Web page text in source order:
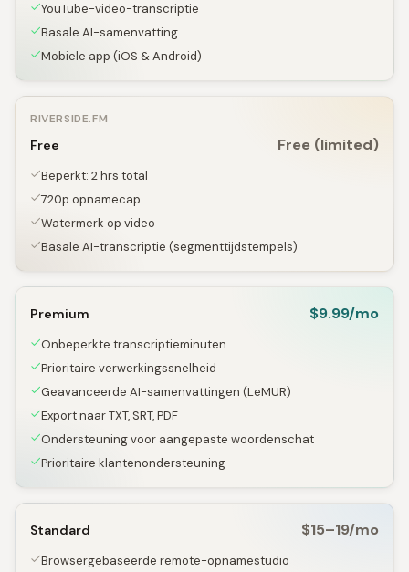
YouTube-video-transcriptie
Basale AI-samenvatting
Mobiele app (iOS & Android)
RIVERSIDE.FM
Free Free (limited)
Beperkt: 2 hrs total
720p opnamecap
Watermerk op video
Basale AI-transcriptie (segmenttijdstempels)
Premium $9.99/mo
Onbeperkte transcriptieminuten
Prioritaire verwerkingssnelheid
Geavanceerde AI-samenvattingen (LeMUR)
Export naar TXT, SRT, PDF
Ondersteuning voor aangepaste woordenschat
Prioritaire klantenondersteuning
Standard $15–19/mo
Browsergebaseerde remote-opnamestudio